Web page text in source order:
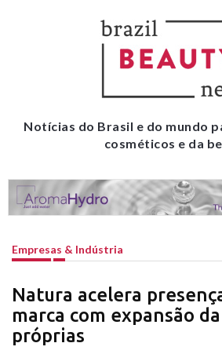
Notícias do Brasil e do mundo
cosméticos e da
Empresas & Indústria
Natura acelera
marca com expansão
próprias